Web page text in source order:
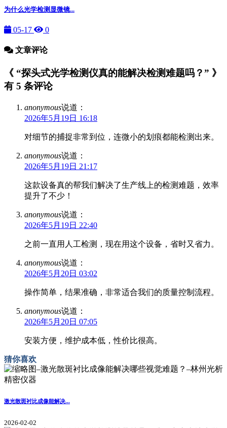
为什么光学检测显微镜...
05-17 0
文章评论
《 “探头式光学检测仪真的能解决检测难题吗？” 》
有 5 条评论
anonymous说道：
2026年5月19日 16:18
对细节的捕捉非常到位，连微小的划痕都能检测出来。
anonymous说道：
2026年5月19日 21:17
这款设备真的帮我们解决了生产线上的检测难题，效率
提升了不少！
anonymous说道：
2026年5月19日 22:40
之前一直用人工检测，现在用这个设备，省时又省力。
anonymous说道：
2026年5月20日 03:02
操作简单，结果准确，非常适合我们的质量控制流程。
anonymous说道：
2026年5月20日 07:05
安装方便，维护成本低，性价比很高。
猜你喜欢
激光散斑衬比成像能解决...
2026-02-02